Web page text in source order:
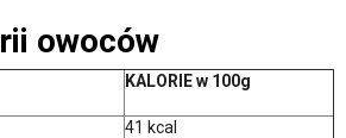
owoców
KALORIE w 100g
41 kcal